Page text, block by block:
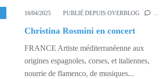
MUSIQUE,516,517
16/04/2025 PUBLIÉ DEPUIS OVERBLOG …
Christina Rosmini en concert
FRANCE Artiste méditerranéenne aux
origines espagnoles, corses, et italiennes,
nourrie de flamenco, de musiques...